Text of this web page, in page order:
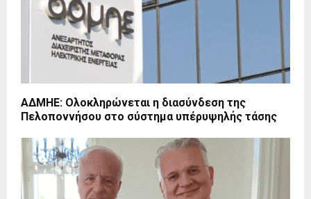
ΑΔΜΗΕ: Ολοκληρώνεται η διασύνδεση της
Πελοποννήσου στο σύστημα υπέρυψηλής τάσης